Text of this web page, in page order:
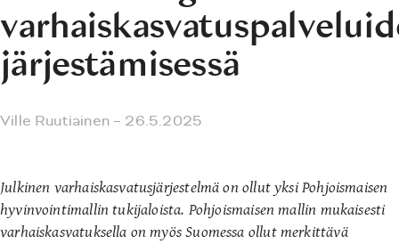
järjestämisessä
Ville Ruutiainen– 26.5.2025
Julkinen varhaiskasvatusjärjestelmä on ollut yksi Pohjoismaisen
hyvinvointimallin tukijaloista. Pohjoismaisen mallin mukaisesti
varhaiskasvatuksella on myös Suomessa ollut merkittävä